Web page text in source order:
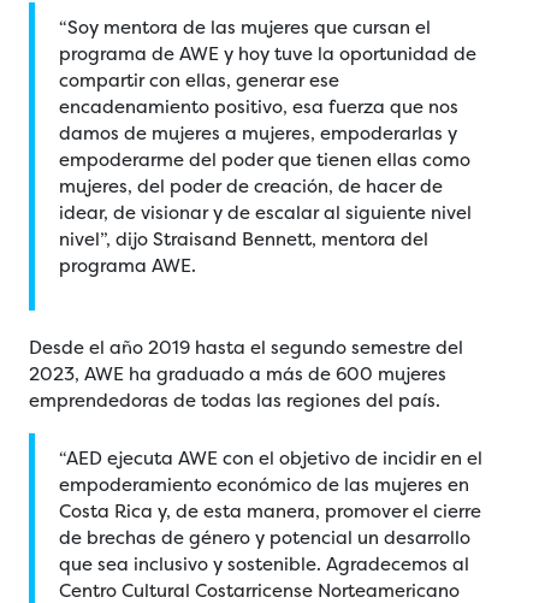
“Soy mentora de las mujeres que cursan el
programa de AWE y hoy tuve la oportunidad de
compartir con ellas, generar ese
encadenamiento positivo, esa fuerza que nos
damos de mujeres a mujeres, empoderarlas y
empoderarme del poder que tienen ellas como
mujeres, del poder de creación, de hacer de
idear, de visionar y de escalar al siguiente nivel
nivel”, dijo Straisand Bennett, mentora del
programa AWE.
Desde el año 2019 hasta el segundo semestre del
2023, AWE ha graduado a más de 600 mujeres
emprendedoras de todas las regiones del país.
“AED ejecuta AWE con el objetivo de incidir en el
empoderamiento económico de las mujeres en
Costa Rica y, de esta manera, promover el cierre
de brechas de género y potencial un desarrollo
que sea inclusivo y sostenible. Agradecemos al
Centro Cultural Costarricense Norteamericano